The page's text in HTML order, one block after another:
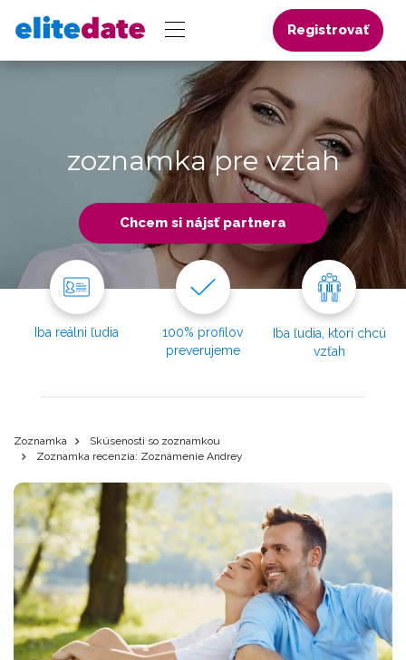
Registrovať
zoznamka pre vzťah
Chcem si nájsť partnera
Iba reálni ľudia
100% profilov
preverujeme
Iba ľudia, ktorí chcú
vzťah
Zoznamka
Skúsenosti so zoznamkou
Zoznamka recenzia: Zoznámenie Andrey